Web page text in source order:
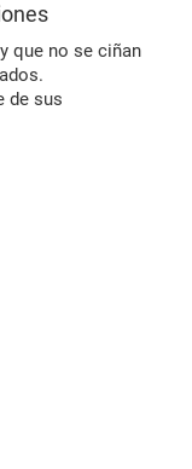
que no se ciñan
de sus